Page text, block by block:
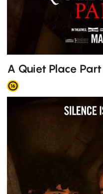
A Quiet Place